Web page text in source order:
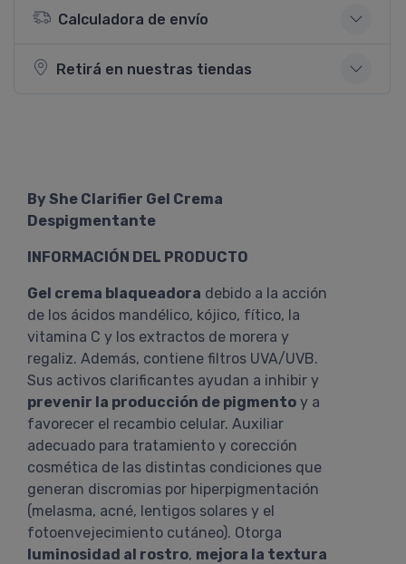
Calculadora de envío
Retirá en nuestras tiendas
By She Clarifier Gel Crema
Despigmentante
INFORMACIÓN DEL PRODUCTO
Gel crema blaqueadora debido a la acción
de los ácidos mandélico, kójico, fítico, la
vitamina C y los extractos de morera y
regaliz. Además, contiene filtros UVA/UVB.
Sus activos clarificantes ayudan a inhibir y
prevenir la producción de pigmento y a
favorecer el recambio celular. Auxiliar
adecuado para tratamiento y corección
cosmética de las distintas condiciones que
generan discromias por hiperpigmentación
(melasma, acné, lentigos solares y el
fotoenvejecimiento cutáneo). Otorga
luminosidad al rostro, mejora la textura